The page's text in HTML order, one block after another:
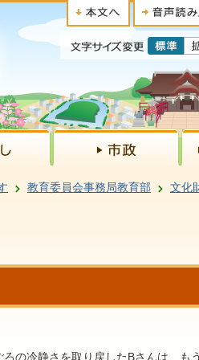
教育委員会事務局教育部 文化
ろの冷静さを取り戻したBさんは、も